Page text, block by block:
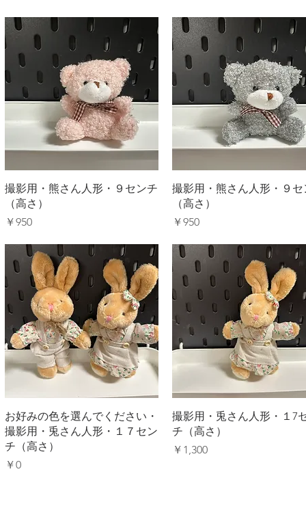
クイックビュー
撮影用・熊さん人形・９センチ
（高さ）
価格
￥950
クイックビュー
撮影用・熊さん人形・９セ
（高さ）
価格
￥950
クイックビュー
お好みの色を選んでください・
撮影用・兎さん人形・１７セン
チ（高さ）
価格
￥0
クイックビュー
撮影用・兎さん人形・１7
チ（高さ）
価格
￥1,300